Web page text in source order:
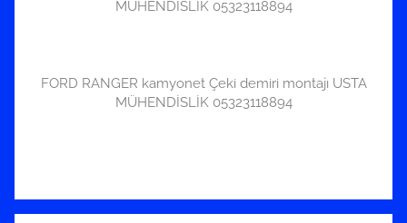
MÜHENDİSLİK 05323118894
FORD RANGER kamyonet Çeki demiri montajı USTA
MÜHENDİSLİK 05323118894